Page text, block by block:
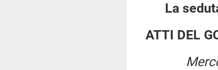
La
ATTI DEL